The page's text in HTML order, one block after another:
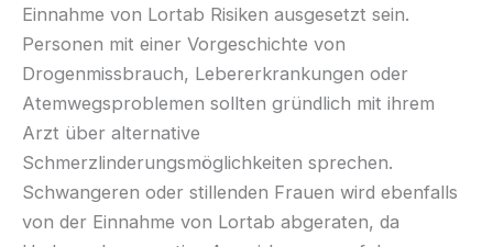
Einnahme von Lortab Risiken ausgesetzt sein.
Personen mit einer Vorgeschichte von
Drogenmissbrauch, Lebererkrankungen oder
Atemwegsproblemen sollten gründlich mit ihrem
Arzt über alternative
Schmerzlinderungsmöglichkeiten sprechen.
Schwangeren oder stillenden Frauen wird ebenfalls
von der Einnahme von Lortab abgeraten, da